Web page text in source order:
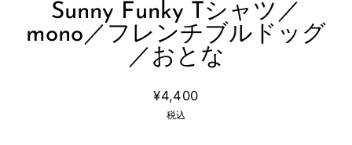
Sunny Funky Tシャツ／
mono／フレンチブルドッグ
／おとな
通
常
¥4,400
税込